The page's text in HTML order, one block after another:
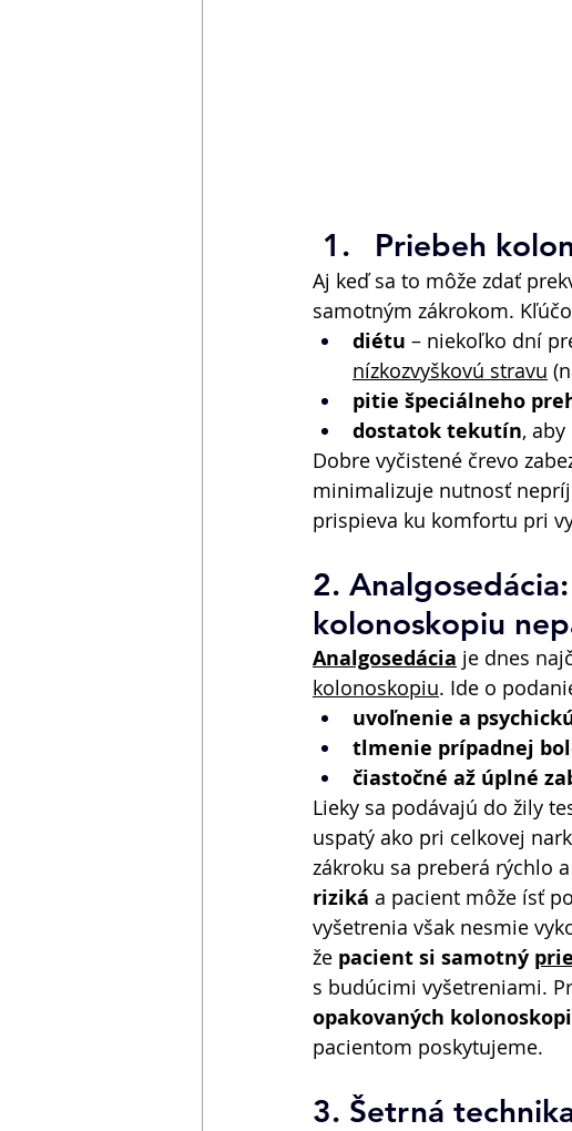
Priebeh
Aj keď sa to môže zdať
samotným zákrokom.
diétu – niekoľko dní
nízkozvyškovú stravu
pitie špeciálneho
dostatok tekutín,
Dobre vyčistené črevo
minimalizuje nutnosť
prispieva ku komfortu pri
2.
kolonoskopiu
Analgosedácia je dnes
kolonoskopiu. Ide o
uvoľnenie a
tlmenie prípadnej
čiastočné až úplné
Lieky sa podávajú do žily
uspatý ako pri celkovej
zákroku sa preberá rýchlo
riziká a pacient môže ísť
vyšetrenia však nesmie
že pacient si samotný
s budúcimi vyšetreniami.
opakovaných
pacientom poskytujeme.
3. Šetrná